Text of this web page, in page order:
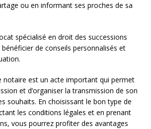
ou en informant ses proches de sa
spécialisé en droit des successions
de conseils personnalisés et
notaire est un acte important qui permet
et d’organiser la transmission de son
souhaits. En choisissant le bon type de
les conditions légales et en prenant
vous pourrez profiter des avantages